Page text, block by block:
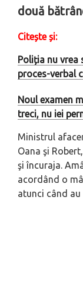
două
Citește și:
Poliția nu vrea
proces-verbal
Noul examen
treci, nu iei
Ministrul
Oana şi
şi încuraja.
acordând o
atunci când au